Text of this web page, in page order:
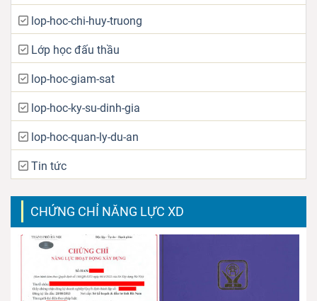
lop-hoc-chi-huy-truong
Lớp học đấu thầu
lop-hoc-giam-sat
lop-hoc-ky-su-dinh-gia
lop-hoc-quan-ly-du-an
Tin tức
CHỨNG CHỈ NĂNG LỰC XD